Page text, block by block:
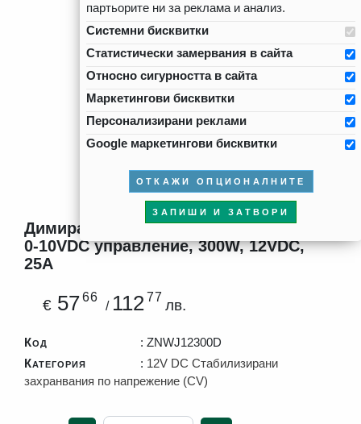
Димиращо захранване, стабилизирано
0-10VDC управление, 300W, 12VDC,
25A
€ 5766
/ 11277 лв.
Код
: ZNWJ12300D
Категория
: 12V DC Стабилизирани
захранвания по напрежение (CV)
партьорите ни за реклама и анализ.
Системни бисквитки
Статистически замервания в сайта
Относно сигурността в сайта
Маркетингови бисквитки
Персонализирани реклами
Google маркетингови бисквитки
ОТКАЖИ ОПЦИОНАЛНИТЕ
ЗАПИШИ И ЗАТВОРИ